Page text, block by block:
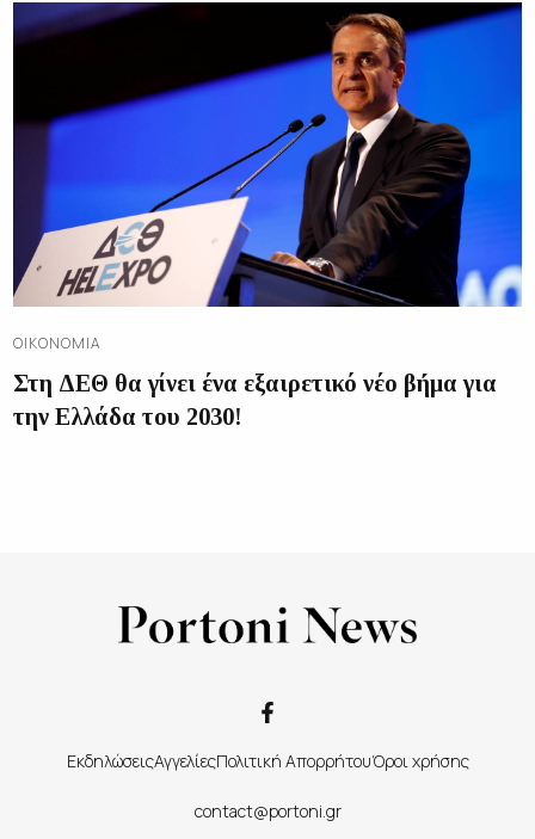
ΟΙΚΟΝΟΜΊΑ
Στη ΔΕΘ θα γίνει ένα εξαιρετικό νέο βήμα για
την Ελλάδα του 2030!
ΕκδηλώσειςΑγγελίεςΠολιτική ΑπορρήτουΌροι χρήσης
contact@portoni.gr